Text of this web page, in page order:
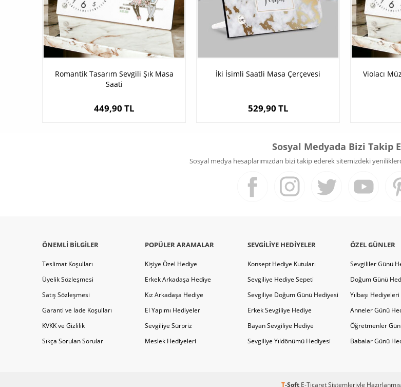
Romantik Tasarım Sevgili Şık Masa
Saati
449,90 TL
İki İsimli Saatli Masa Çerçevesi
529,90 TL
Violacı
Sosyal Medyada Bizi Takip
Sosyal medya hesaplarımızdan bizi takip ederek sitemizdeki
ÖNEMLI BILGILER
Teslimat Koşulları
Üyelik Sözleşmesi
Satış Sözleşmesi
Garanti ve İade Koşulları
KVKK ve Gizlilik
Sıkça Sorulan Sorular
POPÜLER ARAMALAR
Kişiye Özel Hediye
Erkek Arkadaşa Hediye
Kız Arkadaşa Hediye
El Yapımı Hediyeler
Sevgiliye Sürpriz
Meslek Hediyeleri
SEVGILIYE HEDIYELER
Konsept Hediye Kutuları
Sevgiliye Hediye Sepeti
Sevgiliye Doğum Günü Hediyesi
Erkek Sevgiliye Hediye
Bayan Sevgiliye Hediye
Sevgiliye Yıldönümü Hediyesi
ÖZEL GÜNLER
Sevgililer Günü
Doğum Günü
Yılbaşı Hediyeleri
Anneler Günü
Öğretmenler
Babalar Günü
T-Soft E-TicaretSistemleriyle